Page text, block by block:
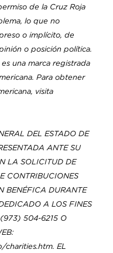
de la Cruz Roja
lo que no
o implícito, de
o posición política.
una marca registrada
Para obtener
visita
DEL ESTADO DE
ANTE SU
LA SOLICITUD DE
CONTRIBUCIONES
BENÉFICA DURANTE
A LOS FINES
504-6215 O
EL